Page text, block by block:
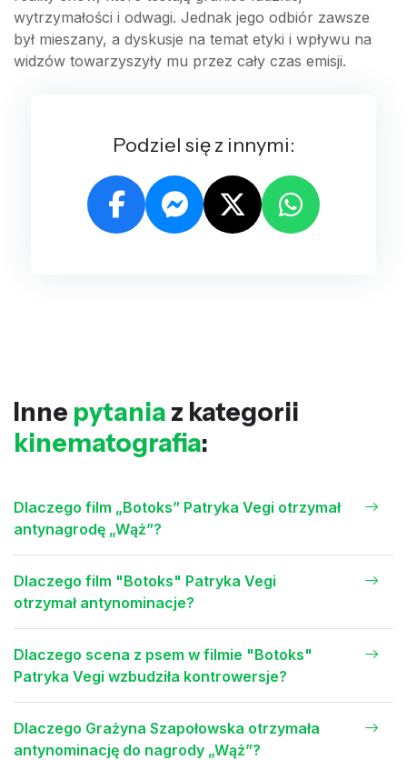
wytrzymałości i odwagi. Jednak jego odbiór zawsze
był mieszany, a dyskusje na temat etyki i wpływu na
widzów towarzyszyły mu przez cały czas emisji.
Podziel się z innymi:
Inne pytania z kategorii
kinematografia:
Dlaczego film „Botoks” Patryka Vegi otrzymał
antynagrodę „Wąż”?
Dlaczego film "Botoks" Patryka Vegi
otrzymał antynominacje?
Dlaczego scena z psem w filmie "Botoks"
Patryka Vegi wzbudziła kontrowersje?
Dlaczego Grażyna Szapołowska otrzymała
antynominację do nagrody „Wąż”?